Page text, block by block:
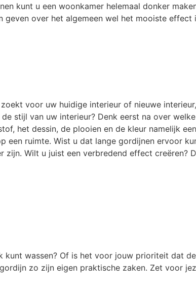
kunt u een woonkamer helemaal donker
over het algemeen wel het mooiste effect
voor uw huidige interieur of nieuwe
stijl van uw interieur? Denk eerst na over
het dessin, de plooien en de kleur namelijk
ruimte. Wist u dat lange gordijnen ervoor
Wilt u juist een verbredend effect creëren?
wassen? Of is het voor jouw prioriteit dat
zo zijn eigen praktische zaken. Zet voor